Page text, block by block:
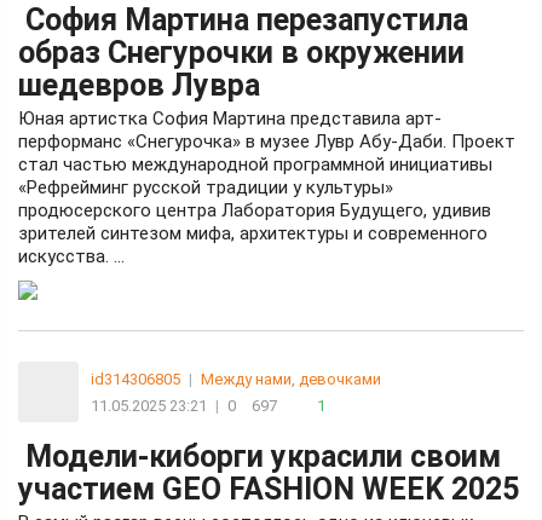
София Мартина перезапустила
образ Снегурочки в окружении
шедевров Лувра
Юная артистка София Мартина представила арт-
перформанс «Снегурочка» в музее Лувр Абу-Даби. Проект
стал частью международной программной инициативы
«Рефрейминг русской традиции у культуры»
продюсерского центра Лаборатория Будущего, удивив
зрителей синтезом мифа, архитектуры и современного
искусства. ...
id314306805 | Между нами, девочками
11.05.2025 23:21
| 0 697 1
Модели-киборги украсили своим
участием GEO FASHION WEEK 2025